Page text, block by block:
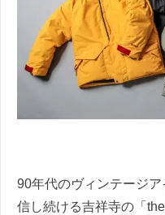
90年代のヴィンテージ
信し続ける吉祥寺の「the